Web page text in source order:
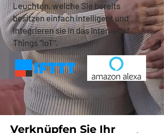
Leuchten, welche Sie bereits
besitzen einfach intelligent und
integrieren sie in das Internet of
Things "IoT".
Verknüpfen Sie Ihr